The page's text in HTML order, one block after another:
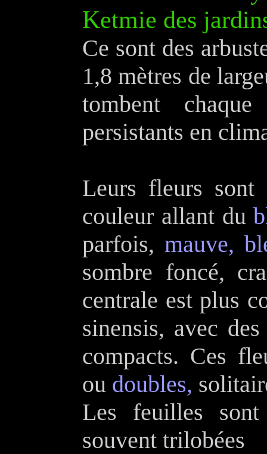
Ketmie des
Ce sont des
1,8 mètres de
tombent
persistants en
Leurs fleurs sont
couleur allant du
parfois, mauve,
sombre foncé,
centrale est plus
sinensis, avec
compacts. Ces
ou doubles,
Les feuilles
souvent trilobées